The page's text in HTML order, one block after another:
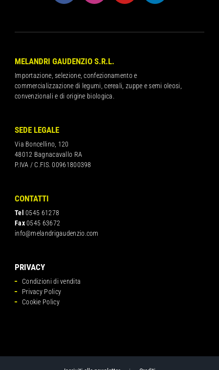
MELANDRI GAUDENZIO S.R.L.
Importazione, selezione, confezionamento e
commercializzazione di legumi, cereali, zuppe e semi oleosi,
convenzionali e di origine biologica.
SEDE LEGALE
Via Boncellino, 120
48012 Bagnacavallo RA
P.IVA / C.FIS. 00961800398
CONTATTI
Tel 0545 61278
Fax0545 63672
info@melandrigaudenzio.com
PRIVACY
Condizioni di vendita
Privacy Policy
Cookie Policy